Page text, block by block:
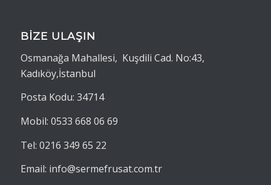
BİZE ULAŞIN
Osmanağa Mahallesi, Kuşdili Cad. No:43,
Kadıköy,İstanbul
Posta Kodu: 34714
Mobil: 0533 668 06 69
Tel: 0216 349 65 22
Email: info@sermefrusat.com.tr